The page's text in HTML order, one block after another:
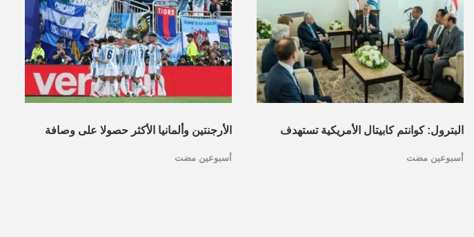
البترول: كوانتم كابيتال الأمريكية تستهدف
أسبوعين مضت
الأرجنتين وألمانيا الأكثر حصولا على وصافة
أسبوعين مضت